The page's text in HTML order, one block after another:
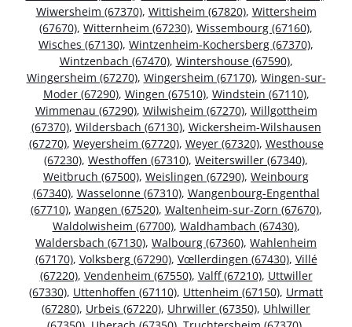
Wiwersheim (67370), Wittisheim (67820), Wittersheim
(67670), Witternheim (67230), Wissembourg (67160),
Wisches (67130), Wintzenheim-Kochersberg (67370),
Wintzenbach (67470), Wintershouse (67590),
Wingersheim (67270), Wingersheim (67170), Wingen-sur-
Moder (67290), Wingen (67510), Windstein (67110),
Wimmenau (67290), Wilwisheim (67270), Willgottheim
(67370), Wildersbach (67130), Wickersheim-Wilshausen
(67270), Weyersheim (67720), Weyer (67320), Westhouse
(67230), Westhoffen (67310), Weiterswiller (67340),
Weitbruch (67500), Weislingen (67290), Weinbourg
(67340), Wasselonne (67310), Wangenbourg-Engenthal
(67710), Wangen (67520), Waltenheim-sur-Zorn (67670),
Waldolwisheim (67700), Waldhambach (67430),
Waldersbach (67130), Walbourg (67360), Wahlenheim
(67170), Volksberg (67290), Vœllerdingen (67430), Villé
(67220), Vendenheim (67550), Valff (67210), Uttwiller
(67330), Uttenhoffen (67110), Uttenheim (67150), Urmatt
(67280), Urbeis (67220), Uhrwiller (67350), Uhlwiller